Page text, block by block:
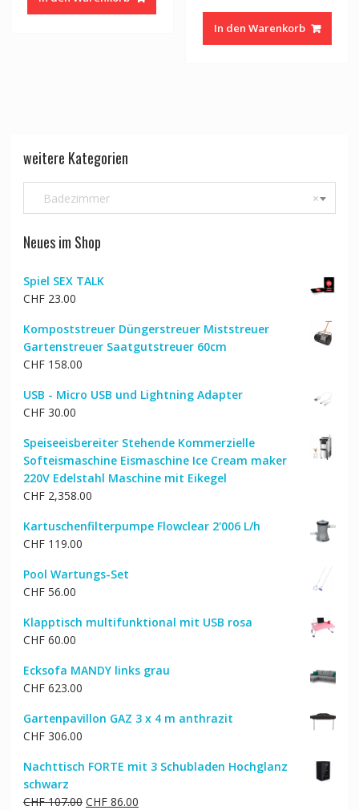
CHF 29.00
war:
CHF 122.00
In den Warenkorb
weitere Kategorien
×
Badezimmer
Neues im Shop
Spiel SEX TALK
CHF23.00
Kompoststreuer Düngerstreuer Miststreuer
Gartenstreuer Saatgutstreuer 60cm
CHF158.00
USB - Micro USB und Lightning Adapter
CHF30.00
Speiseeisbereiter Stehende Kommerzielle
Softeismaschine Eismaschine Ice Cream maker
220V Edelstahl Maschine mit Eikegel
CHF2,358.00
Kartuschenfilterpumpe Flowclear 2'006 L/h
CHF119.00
Pool Wartungs-Set
CHF56.00
Klapptisch multifunktional mit USB rosa
CHF60.00
Ecksofa MANDY links grau
CHF623.00
Gartenpavillon GAZ 3 x 4 m anthrazit
CHF306.00
Nachttisch FORTE mit 3 Schubladen Hochglanz
schwarz
CHF107.00 Ursprünglicher
CHF86.00Aktueller